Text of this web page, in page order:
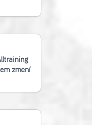
změní